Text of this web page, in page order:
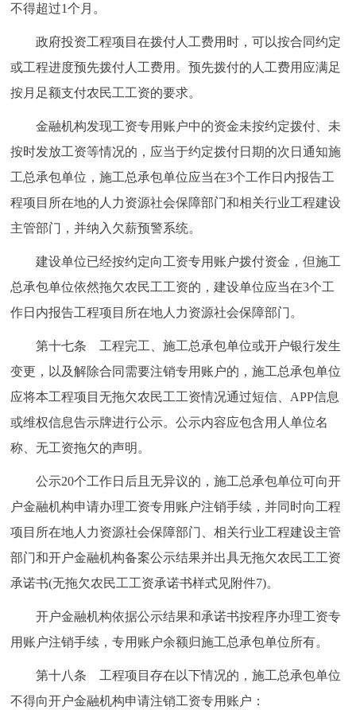
不得超过1个月。
政府投资工程项目在拨付人工费用时，可以按合同约定
或工程进度预先拨付人工费用。预先拨付的人工费用应满足
按月足额支付农民工工资的要求。
金融机构发现工资专用账户中的资金未按约定拨付、未
按时发放工资等情况的，应当于约定拨付日期的次日通知施
工总承包单位，施工总承包单位应当在3个工作日内报告工
程项目所在地的人力资源社会保障部门和相关行业工程建设
主管部门，并纳入欠薪预警系统。
建设单位已经按约定向工资专用账户拨付资金，但施工
总承包单位依然拖欠农民工工资的，建设单位应当在3个工
作日内报告工程项目所在地人力资源社会保障部门。
第十七条 工程完工、施工总承包单位或开户银行发生
变更，以及解除合同需要注销专用账户的，施工总承包单位
应将本工程项目无拖欠农民工工资情况通过短信、APP信息
或维权信息告示牌进行公示。公示内容应包含用人单位名
称、无工资拖欠的声明。
公示20个工作日后且无异议的，施工总承包单位可向开
户金融机构申请办理工资专用账户注销手续，并同时向工程
项目所在地人力资源社会保障部门、相关行业工程建设主管
部门和开户金融机构备案公示结果并出具无拖欠农民工工资
承诺书(无拖欠农民工工资承诺书样式见附件7)。
开户金融机构依据公示结果和承诺书按程序办理工资专
用账户注销手续，专用账户余额归施工总承包单位所有。
第十八条 工程项目存在以下情况的，施工总承包单位
不得向开户金融机构申请注销工资专用账户：